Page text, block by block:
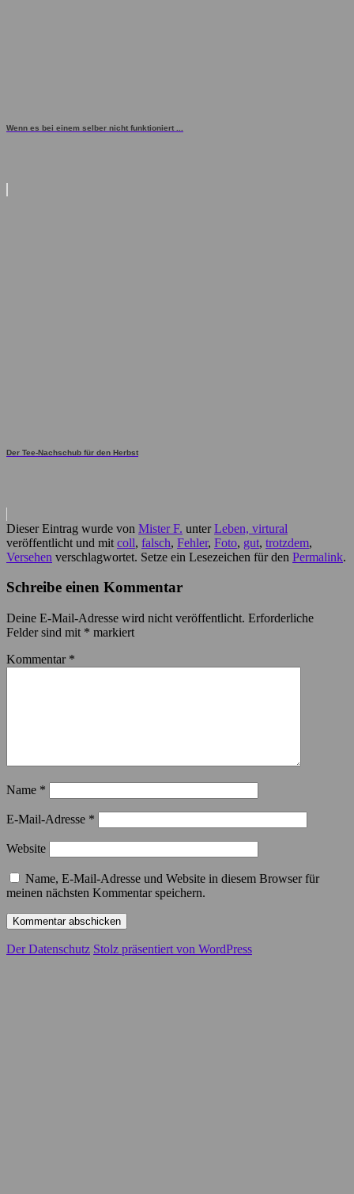
Wenn es bei einem selber nicht funktioniert ...
Der Tee-Nachschub für den Herbst
Dieser Eintrag wurde von Mister F. unterLeben, virtural
veröffentlicht und mit coll, falsch, Fehler, Foto, gut, trotzdem,
Versehen verschlagwortet. Setze ein Lesezeichen für den Permalink.
Schreibe einen Kommentar
Deine E-Mail-Adresse wird nicht veröffentlicht. Erforderliche
Felder sind mit * markiert
Kommentar *
Name *
E-Mail-Adresse *
Website
Name, E-Mail-Adresse und Website in diesem Browser für
meinen nächsten Kommentar speichern.
Der Datenschutz Stolz präsentiert von WordPress